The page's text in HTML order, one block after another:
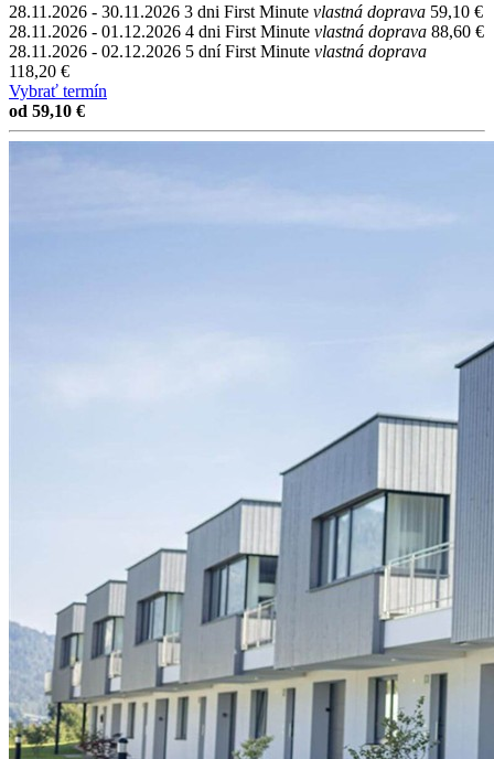
28.11.2026 - 30.11.2026 3 dni First Minute vlastná doprava 59,10 €
28.11.2026 - 01.12.2026 4 dni First Minute vlastná doprava 88,60 €
28.11.2026 - 02.12.2026 5 dní First Minute vlastná doprava
118,20 €
Vybrať termín
od 59,10 €